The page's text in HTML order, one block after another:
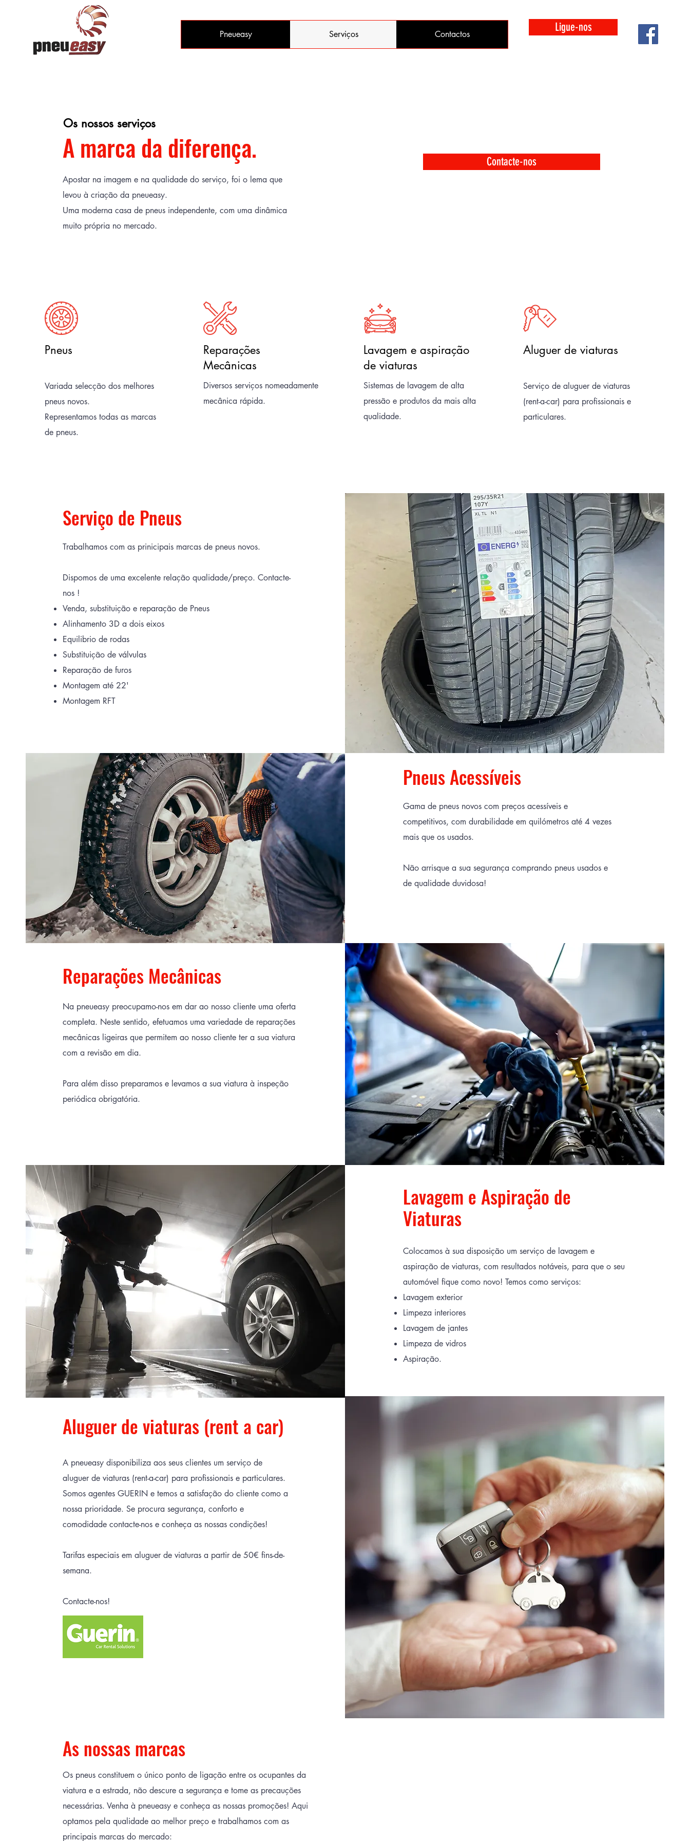
Pneueasy Serviços Contactos
Ligue-nos
Os nossos serviços
A marca da diferença.
Apostar na imagem e na qualidade do serviço, foi o lema que
levou à criação da pneueasy.
Uma moderna casa de pneus independente, com uma dinâmica
muito própria no mercado.
Contacte-nos
Pneus
Variada selecção dos melhores
pneus novos.
Representamos todas as marcas
de pneus.
Reparações
Mecânicas
Diversos serviços nomeadamente
mecânica rápida.
Lavagem e aspiração
de viaturas
Sistemas de lavagem de alta
pressão e produtos da mais alta
qualidade.
Aluguer de viaturas
Serviço de aluguer de viaturas
(rent-a-car) para profissionais e
particulares.
Serviço de Pneus
Trabalhamos com as prinicipais marcas de pneus novos.
Dispomos de uma excelente relação qualidade/preço. Contacte-
nos !
Venda, substituição e reparação de Pneus
Alinhamento 3D a dois eixos
Equilibrio de rodas
Substituição de válvulas
Reparação de furos
Montagem até 22'
Montagem RFT
Pneus Acessíveis
Gama de pneus novos com preços acessíveis e
competitivos, com durabilidade em quilómetros até 4 vezes
mais que os usados.
Não arrisque a sua segurança comprando pneus usados e
de qualidade duvidosa!
Reparações Mecânicas
Na pneueasy preocupamo-nos em dar ao nosso cliente uma oferta
completa. Neste sentido, efetuamos uma variedade de reparações
mecânicas ligeiras que permitem ao nosso cliente ter a sua viatura
com a revisão em dia.
Para além disso preparamos e levamos a sua viatura à inspeção
periódica obrigatória.
Lavagem e Aspiração de
Viaturas
Colocamos à sua disposição um serviço de lavagem e
aspiração de viaturas, com resultados notáveis, para que o seu
automóvel fique como novo! Temos como serviços:
Lavagem exterior
Limpeza interiores
Lavagem de jantes
Limpeza de vidros
Aspiração.
Aluguer de viaturas (rent a car)
A pneueasy disponibiliza aos seus clientes um serviço de
aluguer de viaturas (rent-a-car) para profissionais e particulares.
Somos agentes GUERIN e temos a satisfação do cliente como a
nossa prioridade. Se procura segurança, conforto e
comodidade contacte-nos e conheça as nossas condições!
Tarifas especiais em aluguer de viaturas a partir de 50€ fins-de-
semana.
Contacte-nos!
As nossas marcas
Os pneus constituem o único ponto de ligação entre os ocupantes da
viatura e a estrada, não descure a segurança e tome as precauções
necessárias. Venha à pneueasy e conheça as nossas promoções! Aqui
optamos pela qualidade ao melhor preço e trabalhamos com as
principais marcas do mercado: